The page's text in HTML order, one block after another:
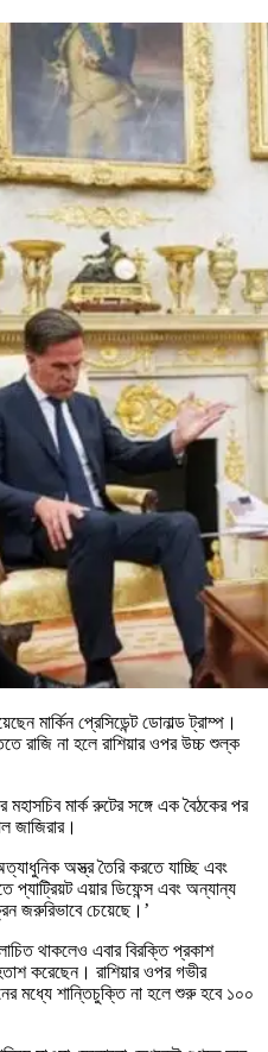
মার্কিন প্রেসিডেন্ট ডোনাল্ড ট্রাম্প।
রাজি না হলে রাশিয়ার ওপর উচ্চ শুল্ক
মার্ক রুটের সঙ্গে এক বৈঠকের পর
জাজিরার।
অস্ত্র তৈরি করতে যাচ্ছি এবং
প্যাট্রিয়ট এয়ার ডিফেন্স এবং অন্যান্য
জরুরিভাবে চেয়েছে।’
থাকলেও এবার বিরক্তি প্রকাশ
করেছেন। রাশিয়ার ওপর গভীর
মধ্যে শান্তিচুক্তি না হলে শুরু হবে ১০০